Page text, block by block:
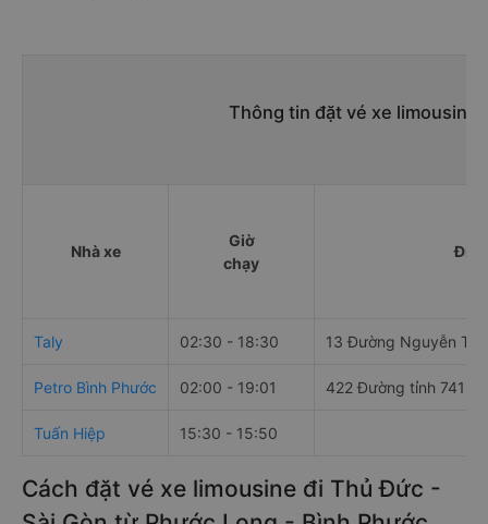
Thông tin đặt vé xe limousine
Nhà xe
Giờ
chạy
Taly 02:30 - 18:30 13 Đường Nguyễn Tất
Petro Bình Phước 02:00 - 19:01 422 Đường tỉnh 741
Tuấn Hiệp 15:30 - 15:50
Cách đặt vé xe limousine đi Thủ Đức -